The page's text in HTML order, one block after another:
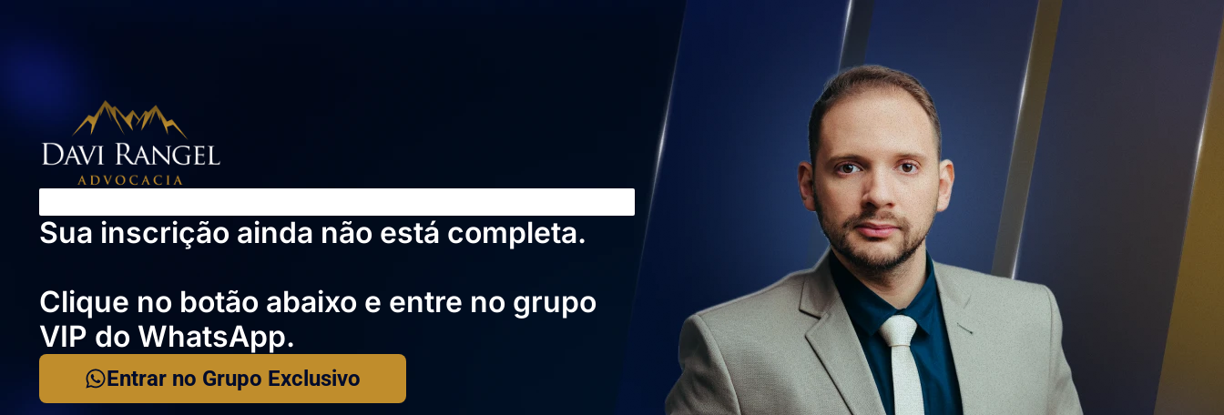
Sua inscrição ainda não está completa.
Clique no botão abaixo e entre no grupo
VIP do WhatsApp.
Entrar no Grupo Exclusivo